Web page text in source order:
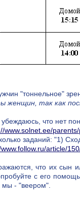
"тоннельное"
так как
что нет
www.solnet.ee/
заданий: "1)
article/
что их сын
с его
мы - "веером".